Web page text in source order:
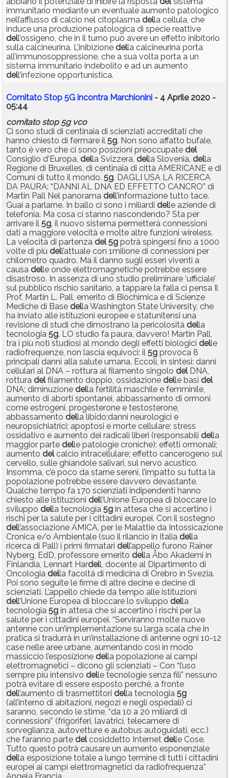
immunitario mediante un eventuale aumento patologico
nell’afflusso di calcio nel citoplasma della cellula, che
induce una produzione patologica di specie reattive
dell’ossigeno, che in il turno può avere un effetto inibitorio
sulla calcineurina. L’inibizione della calcineurina porta
all’immunosoppressione, che a sua volta porta a un
sistema immunitario indebolito e ad un aumento
dell’infezione opportunistica.
Comitato Stop 5G incontra Marchionini - 4 Aprile 2020 -
05:44
comitato stop 5g vco
Ci sono studi di centinaia di scienziati accreditati che
hanno chiesto di fermare il 5g. Non sono affatto bufale,
tanto è vero che ci sono posizioni preoccupate del
Consiglio d'Europa, della Svizzera, della Slovenia, della
Regione di Bruxelles, di centinaia di città AMERICANE e di
Comuni di tutto il mondo. 5g. DAGLI USA LA RICERCA
DA PAURA: “DANNI AL DNA ED EFFETTO CANCRO” di
Martin Pall Nel panorama dell’informazione tutto tace.
Guai a parlarne. In ballo ci sono i miliardi delle aziende di
telefonia. Ma cosa ci stanno nascondendo? Sta per
arrivare il 5g, il nuovo sistema permetterà connessioni
dati a maggiore velocità e molte altre funzioni wireless.
La velocità di partenza del 5g potrà spingersi fino a 1000
volte di più dell’attuale con 1milione di connessioni per
chilometro quadro. Ma il danno sugli esseri viventi a
causa delle onde elettromagnetiche potrebbe essere
disastroso. In assenza di uno studio preliminare ‘ufficiale’
sul pubblico rischio sanitario, a tappare la falla ci pensa Il
Prof. Martin L. Pall, emerito di Biochimica e di Scienze
Mediche di Base della Washington State University, che
ha inviato alle istituzioni europee e statunitensi una
revisione di studi che dimostrano la pericolosità della
tecnologia 5g. LO studio fa paura, davvero! Martin Pall,
tra i più noti studiosi al mondo degli effetti biologici delle
radiofrequenze, non lascia equivoci: il 5g provoca 8
principali danni alla salute umana. Eccoli, in sintesi: danni
cellulari al DNA – rottura al filamento singolo delDNA,
rottura delfilamento doppio, ossidazione delle basi del
DNA; diminuzione della fertilità maschile e femminile,
aumento di aborti spontanei, abbassamento di ormoni
come estrogeni, progesterone e testosterone,
abbassamento della libido;danni neurologici e
neuropsichiatrici; apoptosi e morte cellulare; stress
ossidativo e aumento dei radicali liberi (responsabili della
maggior parte delle patologie croniche); effetti ormonali;
aumento delcalcio intracellulare; effetto cancerogeno sul
cervello, sulle ghiandole salivari, sul nervo acustico.
Insomma, c’è poco da starne sereni, l’impatto su tutta la
popolazione potrebbe essere davvero devastante.
Qualche tempo fa 170 scienziati indipendenti hanno
chiesto alle istituzioni dell’Unione Europea di bloccare lo
sviluppo della tecnologia 5g in attesa che si accertino i
rischi per la salute per i cittadini europei. Con il sostegno
dell’associazione AMICA, per le Malattie da Intossicazione
Cronica e/o Ambientale (suo il rilancio in Italia della
ricerca di Pall) i primi firmatari dell’appello furono Rainer
Nyberg, EdD, professore emerito della Åbo Akademi in
Finlandia, Lennart Hardell, docente al Dipartimento di
Oncologia della facoltà di medicina di Orebro in Svezia.
Poi sono seguite le firme di altre decine e decine di
scienziati. L’appello chiede da tempo alle istituzioni
dell’Unione Europea di bloccare lo sviluppo della
tecnologia 5g in attesa che si accertino i rischi per la
salute per i cittadini europei. “Serviranno molte nuove
antenne con un’implementazione su larga scala che in
pratica si tradurrà in un’installazione di antenne ogni 10-12
case nelle aree urbane, aumentando così in modo
massiccio l’esposizione della popolazione ai campi
elettromagnetici – dicono gli scienziati – Con “l’uso
sempre più intensivo delle tecnologie senza fili” nessuno
potrà evitare di essere esposto perché, a fronte
dell’aumento di trasmettitori della tecnologia 5g
(all’interno di abitazioni, negozi e negli ospedali) ci
saranno, secondo le stime, “da 10 a 20 miliardi di
connessioni” (frigoriferi, lavatrici, telecamere di
sorveglianza, autovetture e autobus autoguidati, ecc.)
che faranno parte delcosiddetto Internet delle Cose.
Tutto questo potrà causare un aumento esponenziale
della esposizione totale a lungo termine di tutti i cittadini
europei ai campi elettromagnetici da radiofrequenza”